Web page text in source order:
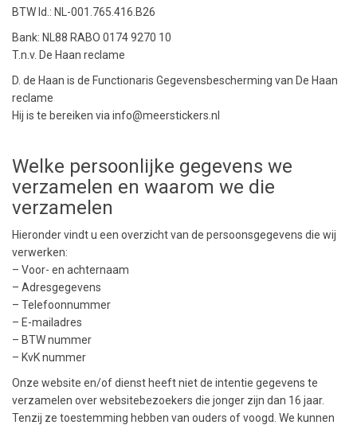
BTW Id.: NL-001.765.416.B26
Bank: NL88 RABO 0174 9270 10
T.n.v. De Haan reclame
D. de Haan is de Functionaris Gegevensbescherming van De Haan
reclame
Hij is te bereiken via info@meerstickers.nl
Welke persoonlijke gegevens we
verzamelen en waarom we die
verzamelen
Hieronder vindt u een overzicht van de persoonsgegevens die wij
verwerken:
– Voor- en achternaam
– Adresgegevens
– Telefoonnummer
– E-mailadres
– BTW nummer
– KvK nummer
Onze website en/of dienst heeft niet de intentie gegevens te
verzamelen over websitebezoekers die jonger zijn dan 16 jaar.
Tenzij ze toestemming hebben van ouders of voogd. We kunnen